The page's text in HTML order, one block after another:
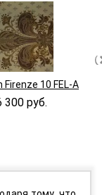
Firenze 10 FEL-A
300 руб.